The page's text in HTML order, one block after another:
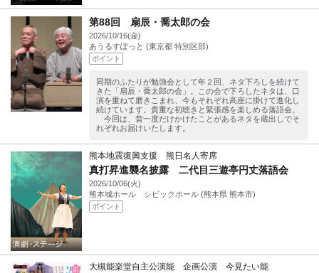
第88回 扇辰・喬太郎の会
2026/10/16(金)
あうるすぽっと (東京都 特別区部)
ポイント
同期のふたりが勉強会として年２回、ネタ下ろしを続けて
きた「扇辰・喬太郎の会」。この会で下ろしたネタは、口
演を重ねて磨きこまれ、今もそれぞれ高座に掛けて進化し
続けています。貴重な初聴きと緊張感を楽しめる落語会。
今回は、昔一度だけかけたことがあるネタを蔵出しでそ
れぞれお届けいたします。
熊本地震復興支援 熊日名人寄席
真打昇進襲名披露 二代目三遊亭円丈落語会
2026/10/06(火)
熊本城ホール シビックホール (熊本県 熊本市)
ポイント
大槻能楽堂自主公演能 企画公演 今見たい能